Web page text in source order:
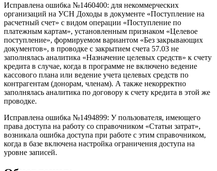
Исправлена ошибка №1460400: для некоммерческих
организаций на УСН Доходы в документе «Поступление на
расчетный счет» с видом операции «Поступление по
платежным картам», установленным признаком «Целевое
поступление», формируемом вариантом «Без закрывающих
документов», в проводке с закрытием счета 57.03 не
заполнялась аналитика «Назначение целевых средств» к счету
кредита в случае, когда в программе не включено ведение
кассового плана или ведение учета целевых средств по
контрагентам (донорам, членам). А также некорректно
заполнялась аналитика по договору к счету кредита в этой же
проводке.
Исправлена ошибка №1494899: У пользователя, имеющего
права доступа на работу со справочником «Статьи затрат»,
возникала ошибка доступа при работе с этим справочником,
когда в базе включена настройка ограничения доступа на
уровне записей.